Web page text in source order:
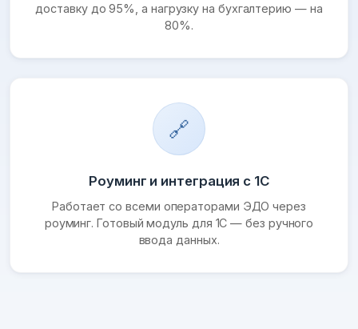
доставку до 95%, а нагрузку на бухгалтерию — на
80%.
🔗
Роуминг и интеграция с 1С
Работает со всеми операторами ЭДО через
роуминг. Готовый модуль для 1С — без ручного
ввода данных.